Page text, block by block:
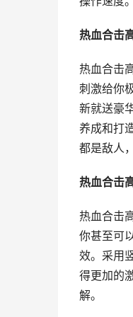
热血合击
热血合击
刺激给你
新就送豪
养成和打
都是敌人
热血合击
热血合击
你甚至可
效。采用
得更加的
解。